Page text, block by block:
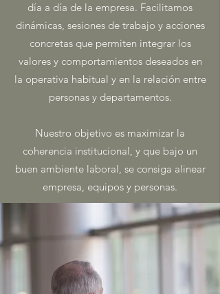
día a día de la empresa. Facilitamos
dinámicas, sesiones de trabajo y acciones
concretas que permiten integrar los
valores y comportamientos deseados en
la operativa habitual y en la relación entre
personas y departamentos.
Nuestro objetivo es maximizar la
coherencia institucional, y que bajo un
buen ambiente laboral, se consiga alinear
empresa, equipos y personas.